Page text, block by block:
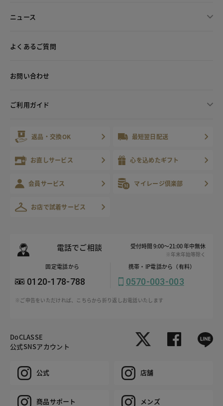
ニュース
よくあるご質問
お問い合わせ
ご利用ガイド
返品・交換OK 最短翌日配送
お直しサービス 心を込めたギフト
会員サービス マイレージ倶楽部
お店で試着サービス
電話でご相談 受付時間 9:00～21:00 年中無休
※年末年始等除く
固定電話から
0120-178-788
携帯・IP電話から（有料）
0570-003-003
※ご申告をいただければ、こちらから折り返しお電話いたします
DoCLASSE
公式SNSアカウント
公式 店舗
商品サポート メンズ